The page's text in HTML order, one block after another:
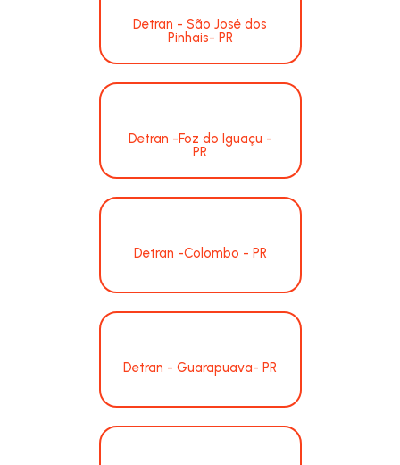
Detran - São José dos
Pinhais- PR
Detran -Foz do Iguaçu -
PR
Detran -Colombo - PR
Detran - Guarapuava- PR